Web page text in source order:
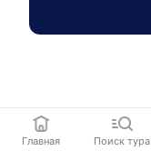
Главная Поиск тура